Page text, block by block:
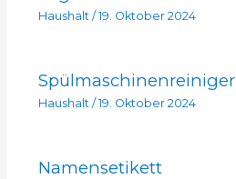
Haushalt/ 19. Oktober 2024
Spülmaschinenreiniger
Haushalt/ 19. Oktober 2024
Namensetikett